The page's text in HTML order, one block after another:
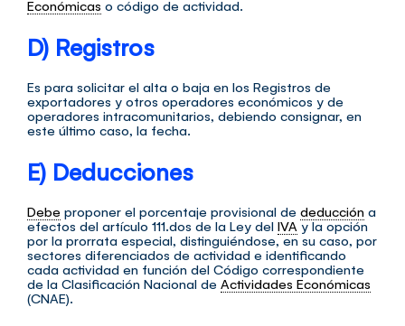
Económicas o código de actividad.
D) Registros
Es para solicitar el alta o baja en los Registros de
exportadores y otros operadores económicos y de
operadores intracomunitarios, debiendo consignar, en
este último caso, la fecha.
E) Deducciones
Debe proponer el porcentaje provisional de deducción a
efectos del artículo 111.dos de la Ley del IVA y la opción
por la prorrata especial, distinguiéndose, en su caso, por
sectores diferenciados de actividad e identificando
cada actividad en función del Código correspondiente
de la Clasificación Nacional de Actividades Económicas
(CNAE).